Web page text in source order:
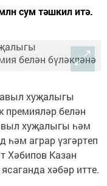
сум тәшкил итә.
авыл хуҗалыгы
премияләр белән
хуҗалыгы һәм
һәм аграр үзгәртеп
Хәбипов Казан
хәбәр итте.